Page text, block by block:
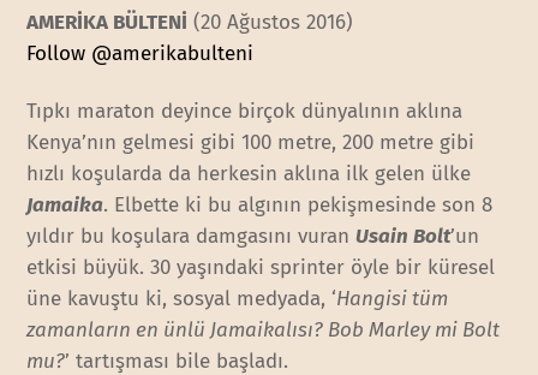
AMERİKA BÜLTENİ (20 Ağustos 2016)
Follow @amerikabulteni
Tıpkı maraton deyince birçok dünyalının aklına
Kenya’nın gelmesi gibi 100 metre, 200 metre gibi
hızlı koşularda da herkesin aklına ilk gelen ülke
Jamaika. Elbette ki bu algının pekişmesinde son 8
yıldır bu koşulara damgasını vuranUsain Bolt’un
etkisi büyük. 30 yaşındaki sprinter öyle bir küresel
üne kavuştu ki, sosyal medyada, ‘Hangisi tüm
zamanların en ünlü Jamaikalısı? Bob Marley mi Bolt
mu?’ tartışması bile başladı.